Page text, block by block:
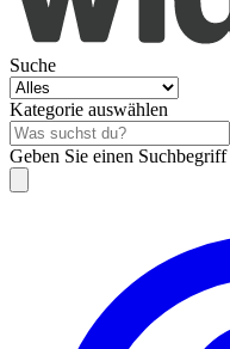
Suche
Kategorie auswählen
Geben Sie einen Suchbegriff